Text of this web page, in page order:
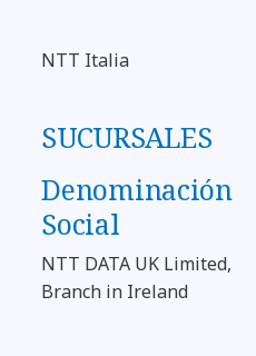
NTT Italia
SUCURSALES
Denominación
Social
NTT DATA UK Limited,
Branch in Ireland